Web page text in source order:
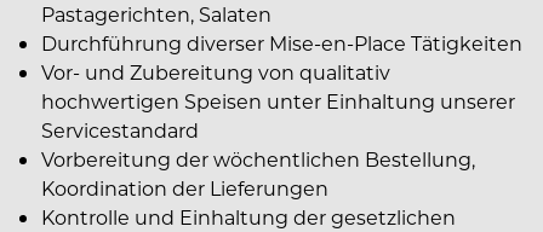
Pastagerichten, Salaten
Durchführung diverser Mise-en-Place Tätigkeiten
Vor- und Zubereitung von qualitativ
hochwertigen Speisen unter Einhaltung unserer
Servicestandard
Vorbereitung der wöchentlichen Bestellung,
Koordination der Lieferungen
Kontrolle und Einhaltung der gesetzlichen